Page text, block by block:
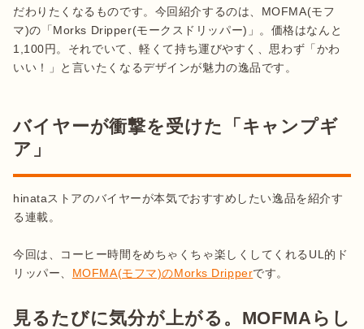
だわりたくなるものです。今回紹介するのは、MOFMA(モフ
マ)の「Morks Dripper(モークスドリッパー)」。価格はなんと
1,100円。それでいて、軽くて持ち運びやすく、思わず「かわ
いい！」と言いたくなるデザインが魅力の逸品です。
バイヤーが衝撃を受けた「キャンプギ
ア」
hinataストアのバイヤーが本気でおすすめしたい逸品を紹介す
る連載。
今回は、コーヒー時間をめちゃくちゃ楽しくしてくれるUL的ド
リッパー、 MOFMA(モフマ)のMorks Dripperです。
見るたびに気分が上がる。MOFMAらし